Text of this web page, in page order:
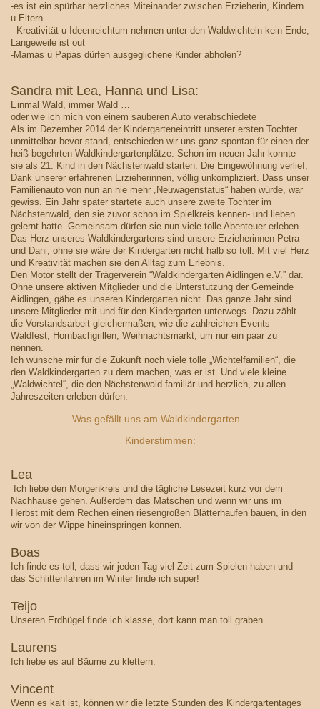
-es ist ein spürbar herzliches Miteinander zwischen Erzieherin, Kindern
u Eltern
- Kreativität u Ideenreichtum nehmen unter den Waldwichteln kein Ende,
Langeweile ist out
-Mamas u Papas dürfen ausgeglichene Kinder abholen?
Sandra mit Lea, Hanna und Lisa:
Einmal Wald, immer Wald …
oder wie ich mich von einem sauberen Auto verabschiedete
Als im Dezember 2014 der Kindergarteneintritt unserer ersten Tochter
unmittelbar bevor stand, entschieden wir uns ganz spontan für einen der
heiß begehrten Waldkindergartenplätze. Schon im neuen Jahr konnte
sie als 21. Kind in den Nächstenwald starten. Die Eingewöhnung verlief,
Dank unserer erfahrenen Erzieherinnen, völlig unkompliziert. Dass unser
Familienauto von nun an nie mehr „Neuwagenstatus“ haben würde, war
gewiss. Ein Jahr später startete auch unsere zweite Tochter im
Nächstenwald, den sie zuvor schon im Spielkreis kennen- und lieben
gelernt hatte. Gemeinsam dürfen sie nun viele tolle Abenteuer erleben.
Das Herz unseres Waldkindergartens sind unsere Erzieherinnen Petra
und Dani, ohne sie wäre der Kindergarten nicht halb so toll. Mit viel Herz
und Kreativität machen sie den Alltag zum Erlebnis.
Den Motor stellt der Trägerverein “Waldkindergarten Aidlingen e.V.” dar.
Ohne unsere aktiven Mitglieder und die Unterstützung der Gemeinde
Aidlingen, gäbe es unseren Kindergarten nicht. Das ganze Jahr sind
unsere Mitglieder mit und für den Kindergarten unterwegs. Dazu zählt
die Vorstandsarbeit gleichermaßen, wie die zahlreichen Events -
Waldfest, Hornbachgrillen, Weihnachtsmarkt, um nur ein paar zu
nennen.
Ich wünsche mir für die Zukunft noch viele tolle „Wichtelfamilien“, die
den Waldkindergarten zu dem machen, was er ist. Und viele kleine
„Waldwichtel“, die den Nächstenwald familiär und herzlich, zu allen
Jahreszeiten erleben dürfen.
Was gefällt uns am Waldkindergarten...
Kinderstimmen:
Lea
Ich liebe den Morgenkreis und die tägliche Lesezeit kurz vor dem
Nachhause gehen. Außerdem das Matschen und wenn wir uns im
Herbst mit dem Rechen einen riesengroßen Blätterhaufen bauen, in den
wir von der Wippe hineinspringen können.
Boas
Ich finde es toll, dass wir jeden Tag viel Zeit zum Spielen haben und
das Schlittenfahren im Winter finde ich super!
Teijo
Unseren Erdhügel finde ich klasse, dort kann man toll graben.
Laurens
Ich liebe es auf Bäume zu klettern.
Vincent
Wenn es kalt ist, können wir die letzte Stunden des Kindergartentages